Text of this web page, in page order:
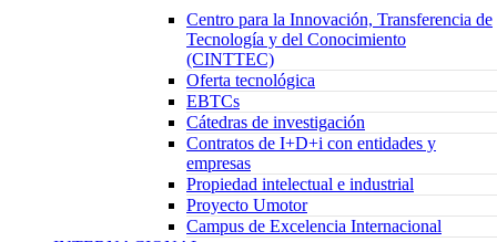
Centro para la Innovación, Transferencia de
Tecnología y del Conocimiento
(CINTTEC)
Oferta tecnológica
EBTCs
Cátedras de investigación
Contratos de I+D+i con entidades y
empresas
Propiedad intelectual e industrial
Proyecto Umotor
Campus de Excelencia Internacional